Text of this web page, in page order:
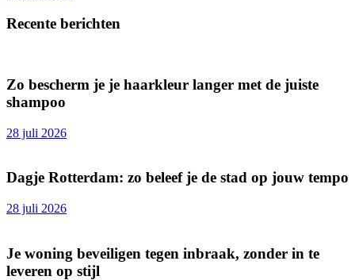
Recente berichten
Zo bescherm je je haarkleur langer met de juiste
shampoo
28 juli 2026
Dagje Rotterdam: zo beleef je de stad op jouw tempo
28 juli 2026
Je woning beveiligen tegen inbraak, zonder in te
leveren op stijl